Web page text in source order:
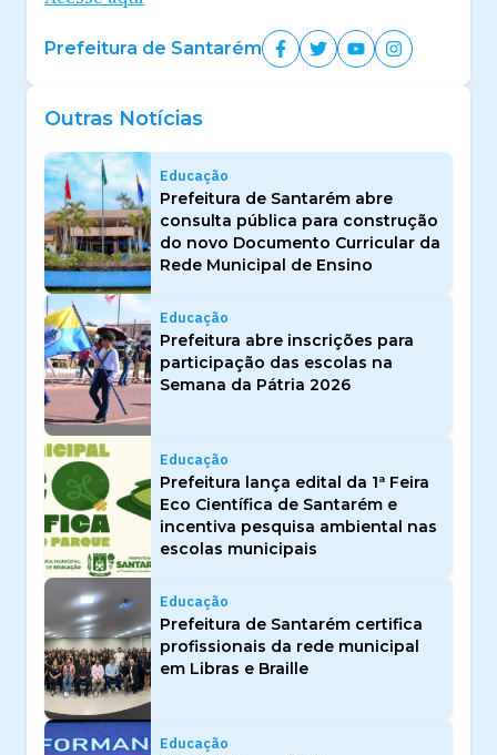
Prefeitura de Santarém
Outras Notícias
Educação
Prefeitura de Santarém abre
consulta pública para construção
do novo Documento Curricular da
Rede Municipal de Ensino
Educação
Prefeitura abre inscrições para
participação das escolas na
Semana da Pátria 2026
Educação
Prefeitura lança edital da 1ª Feira
Eco Científica de Santarém e
incentiva pesquisa ambiental nas
escolas municipais
Educação
Prefeitura de Santarém certifica
profissionais da rede municipal
em Libras e Braille
Educação